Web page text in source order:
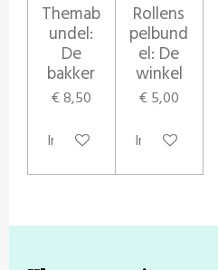
Themab
undel:
De
bakker
€ 8,50
In winkelwagen
Rollens
pelbund
el: De
winkel
€ 5,00
In winkelwagen